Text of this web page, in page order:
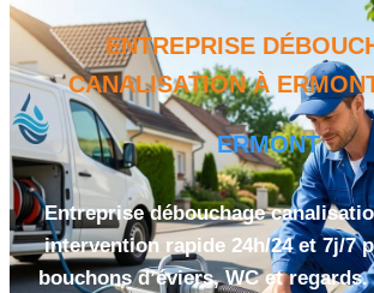
ENTREPRISE
CANALISATION À
ERMONT
Entreprise débouchage
intervention rapide 24h/24 et 7j/7
bouchons d’éviers, WC et